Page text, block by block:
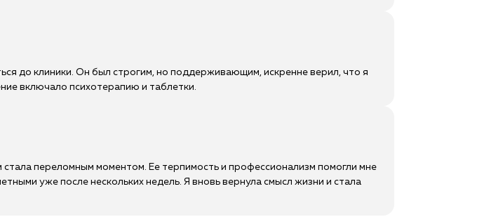
до клиники. Он был строгим, но поддерживающим, искренне верил, что я
включало психотерапию и таблетки.
переломным моментом. Ее терпимость и профессионализм помогли мне
уже после нескольких недель. Я вновь вернула смысл жизни и стала